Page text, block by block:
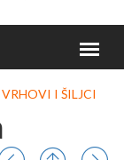
I ŠILJCI